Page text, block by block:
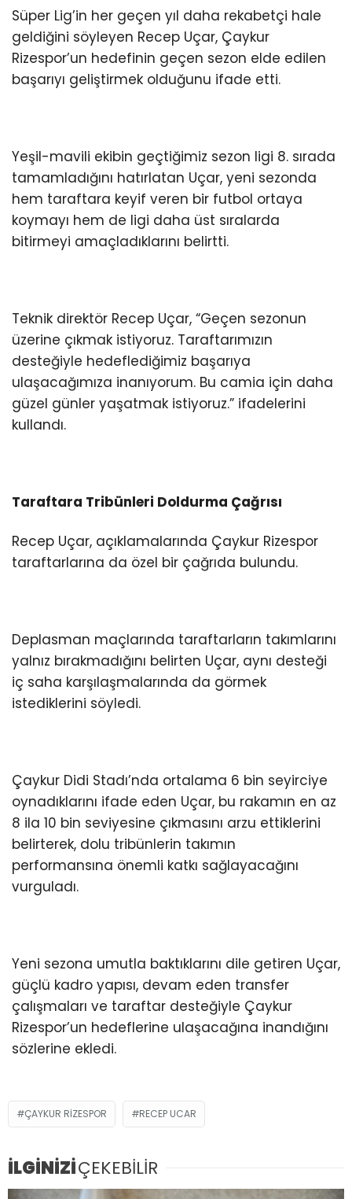
Süper Lig’in her geçen yıl daha rekabetçi hale
geldiğini söyleyen Recep Uçar, Çaykur
Rizespor’un hedefinin geçen sezon elde edilen
başarıyı geliştirmek olduğunu ifade etti.
Yeşil-mavili ekibin geçtiğimiz sezon ligi 8. sırada
tamamladığını hatırlatan Uçar, yeni sezonda
hem taraftara keyif veren bir futbol ortaya
koymayı hem de ligi daha üst sıralarda
bitirmeyi amaçladıklarını belirtti.
Teknik direktör Recep Uçar, “Geçen sezonun
üzerine çıkmak istiyoruz. Taraftarımızın
desteğiyle hedeflediğimiz başarıya
ulaşacağımıza inanıyorum. Bu camia için daha
güzel günler yaşatmak istiyoruz.” ifadelerini
kullandı.
Taraftara Tribünleri Doldurma Çağrısı
Recep Uçar, açıklamalarında Çaykur Rizespor
taraftarlarına da özel bir çağrıda bulundu.
Deplasman maçlarında taraftarların takımlarını
yalnız bırakmadığını belirten Uçar, aynı desteği
iç saha karşılaşmalarında da görmek
istediklerini söyledi.
Çaykur Didi Stadı’nda ortalama 6 bin seyirciye
oynadıklarını ifade eden Uçar, bu rakamın en az
8 ila 10 bin seviyesine çıkmasını arzu ettiklerini
belirterek, dolu tribünlerin takımın
performansına önemli katkı sağlayacağını
vurguladı.
Yeni sezona umutla baktıklarını dile getiren Uçar,
güçlü kadro yapısı, devam eden transfer
çalışmaları ve taraftar desteğiyle Çaykur
Rizespor’un hedeflerine ulaşacağına inandığını
sözlerine ekledi.
ÇAYKUR RIZESPOR RECEP UCAR
İLGİNİZİÇEKEBİLİR